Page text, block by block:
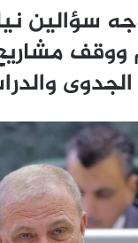
سؤالين
ووقف